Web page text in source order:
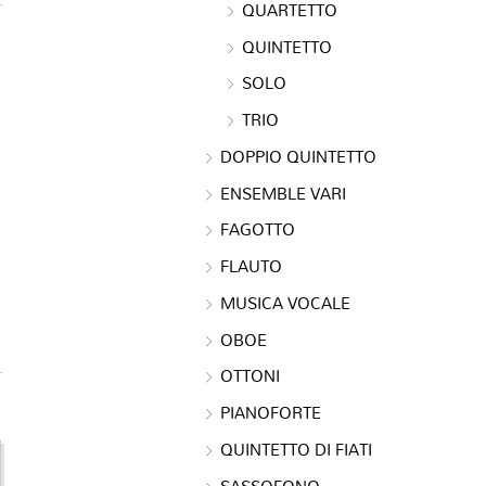
QUARTETTO
QUINTETTO
SOLO
TRIO
DOPPIO QUINTETTO
ENSEMBLE VARI
FAGOTTO
FLAUTO
MUSICA VOCALE
OBOE
OTTONI
PIANOFORTE
QUINTETTO DI FIATI